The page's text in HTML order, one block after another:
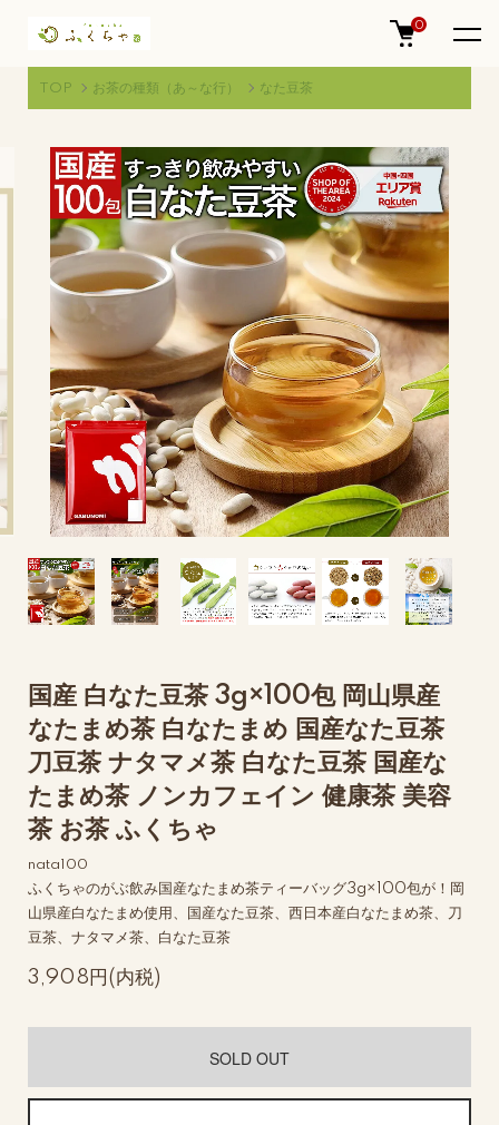
0
TOP お茶の種類（あ～な行） なた豆茶
国産 白なた豆茶 3g×100包 岡山県産
なたまめ茶 白なたまめ 国産なた豆茶
刀豆茶 ナタマメ茶 白なた豆茶 国産な
たまめ茶 ノンカフェイン 健康茶 美容
茶 お茶 ふくちゃ
nata100
ふくちゃのがぶ飲み国産なたまめ茶ティーバッグ3g×100包が！岡
山県産白なたまめ使用、国産なた豆茶、西日本産白なたまめ茶、刀
豆茶、ナタマメ茶、白なた豆茶
3,908円(内税)
SOLD OUT